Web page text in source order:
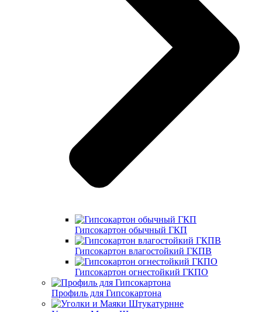
Гипсокартон обычный ГКП
Гипсокартон влагостойкий ГКПВ
Гипсокартон огнестойкий ГКПО
Профиль для Гипсокартона